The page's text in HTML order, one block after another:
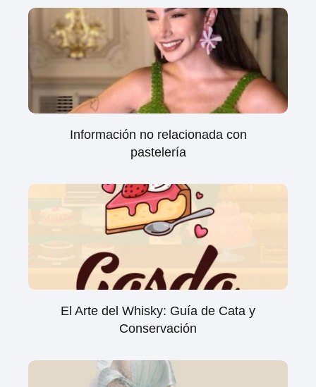
Información no relacionada con
pastelería
El Arte del Whisky: Guía de Cata y
Conservación